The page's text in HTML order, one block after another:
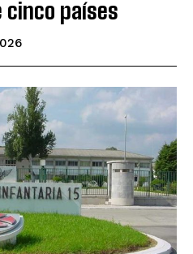
cinco países